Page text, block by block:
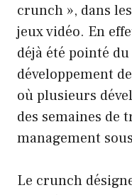
crunch », dans
jeux vidéo. En
déjà été pointé
développement de
où plusieurs
des semaines de
management
Le crunch